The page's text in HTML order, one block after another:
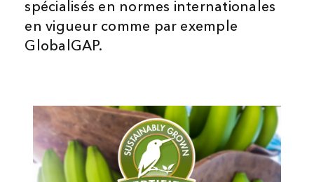
spécialisés en normes internationales
en vigueur comme par exemple
GlobalGAP.